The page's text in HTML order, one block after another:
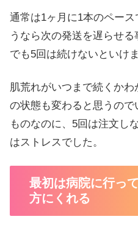
通常は1ヶ月に1本のペー
うなら次の発送を遅らせ
でも5回は続けないといけま
肌荒れがいつまで続くか
の状態も変わると思うの
ものなのに、5回は注文し
はストレスでした。
最初は病院に行っ
方にくれる